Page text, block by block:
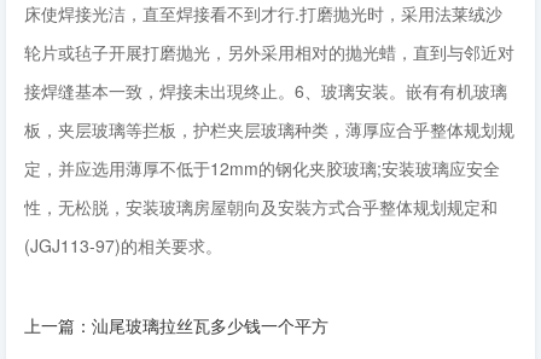
床使焊接光洁，直至焊接看不到才行.打磨抛光时，采用法莱绒沙
轮片或毡子开展打磨抛光，另外采用相对的抛光蜡，直到与邻近对
接焊缝基本一致，焊接未出現终止。6、玻璃安装。嵌有有机玻璃
板，夹层玻璃等拦板，护栏夹层玻璃种类，薄厚应合乎整体规划规
定，并应选用薄厚不低于12mm的钢化夹胶玻璃;安装玻璃应安全
性，无松脱，安装玻璃房屋朝向及安裝方式合乎整体规划规定和
(JGJ113-97)的相关要求。
上一篇： 汕尾玻璃拉丝瓦多少钱一个平方